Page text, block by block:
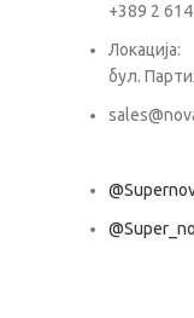
+389 2
Локација:
бул.